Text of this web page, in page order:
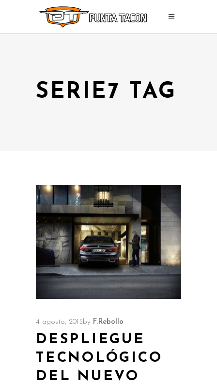
SERIE7 TAG
4 agosto, 2015by F.Rebollo
DESPLIEGUE
TECNOLÓGICO
DEL NUEVO